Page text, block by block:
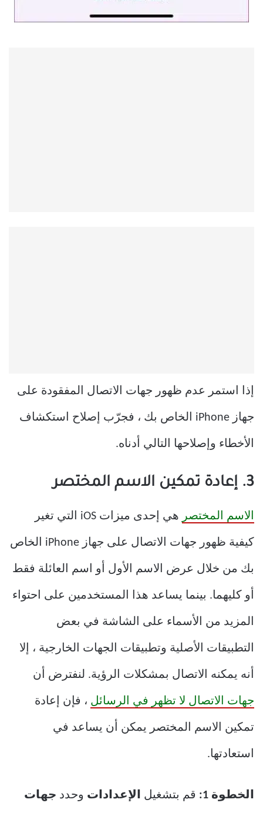
إذا استمر عدم ظهور جهات الاتصال المفقودة على
جهاز iPhone الخاص بك ، فجرّب إصلاح استكشاف
الأخطاء وإصلاحها التالي أدناه.
3. إعادة تمكين الاسم المختصر
الاسم المختصر هي إحدى ميزات iOS التي تغير
كيفية ظهور جهات الاتصال على جهاز iPhone الخاص
بك من خلال عرض الاسم الأول أو اسم العائلة فقط
أو كليهما. بينما يساعد هذا المستخدمين على احتواء
المزيد من الأسماء على الشاشة في بعض
التطبيقات الأصلية وتطبيقات الجهات الخارجية ، إلا
أنه يمكنه الاتصال بمشكلات الرؤية. لنفترض أن
جهات الاتصال لا تظهر في الرسائل ، فإن إعادة
تمكين الاسم المختصر يمكن أن يساعد في
استعادتها.
الخطوة 1: قم بتشغيل الإعدادات وحدد جهات